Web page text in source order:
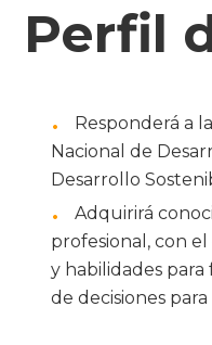
Perfil
Responderá a
Nacional de
Desarrollo
Adquirirá
profesional, con
y habilidades
de decisiones